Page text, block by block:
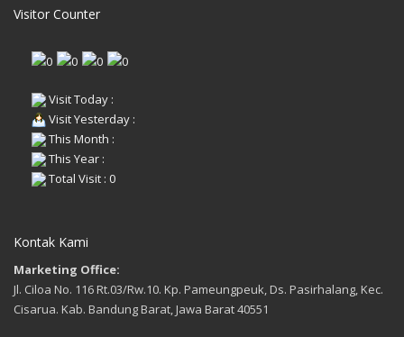
Visitor Counter
Visit Today :
Visit Yesterday :
This Month :
This Year :
Total Visit : 0
Kontak Kami
Marketing Office:
Jl. Ciloa No. 116 Rt.03/Rw.10. Kp. Pameungpeuk, Ds. Pasirhalang, Kec.
Cisarua. Kab. Bandung Barat, Jawa Barat 40551